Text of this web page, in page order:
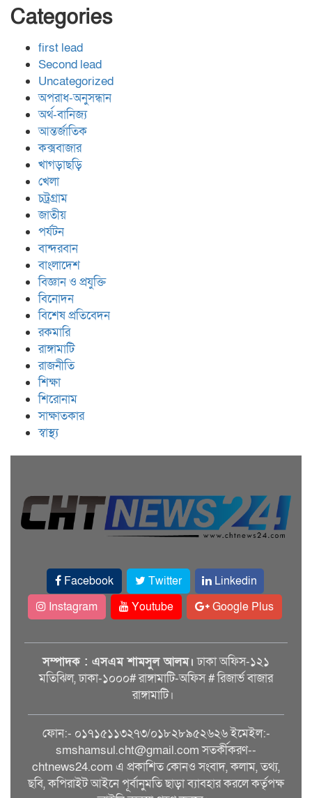
Categories
first lead
Second lead
Uncategorized
অপরাধ-অনুসন্ধান
অর্থ-বানিজ্য
আন্তর্জাতিক
কক্সবাজার
খাগড়াছড়ি
খেলা
চট্রগ্রাম
জাতীয়
পর্যটন
বান্দরবান
বাংলাদেশ
বিজ্ঞান ও প্রযুক্তি
বিনোদন
বিশেষ প্রতিবেদন
রকমারি
রাঙ্গামাটি
রাজনীতি
শিক্ষা
শিরোনাম
সাক্ষাতকার
স্বাস্থ্য
Facebook Twitter
Linkedin
Instagram
Youtube Google Plus
সম্পাদক : এসএম শামসুল আলম। ঢাকা অফিস-১২১
মতিঝিল, ঢাকা-১০০০# রাঙ্গামাটি-অফিস # রিজার্ভ বাজার
রাঙ্গামাটি।
ফোন:- ০১৭১৫১১৩২৭৩/০১৮২৮৯৫২৬২৬ ইমেইল:-
smshamsul.cht@gmail.com সতর্কীকরণ--
chtnews24.com এ প্রকাশিত কোনও সংবাদ, কলাম, তথ্য,
ছবি, কপিরাইট আইনে পূর্বানুমতি ছাড়া ব্যাবহার করলে কর্তৃপক্ষ